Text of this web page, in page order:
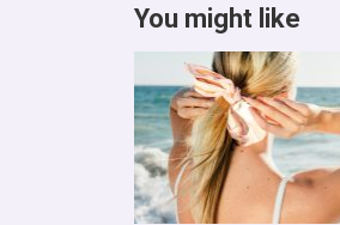
You might like